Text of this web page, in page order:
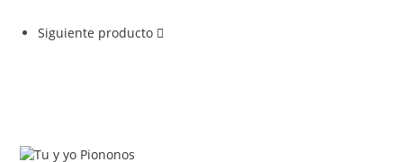
Siguiente producto